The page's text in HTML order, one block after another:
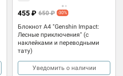
Блокнот А4 "Genshin Impact:
Лесные приключения" (с
наклейками и переводными
тату)
455 ₽ 650 ₽ -30%
Уведомить о наличии